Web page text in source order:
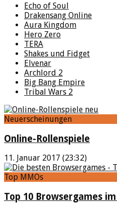
Echo of Soul
Drakensang Online
Aura Kingdom
Hero Zero
TERA
Shakes und Fidget
Elvenar
Archlord 2
Big Bang Empire
Tribal Wars 2
Neuerscheinungen
Online-Rollenspiele
11. Januar 2017 (23:32)
Top MMOs
Top 10 Browsergames